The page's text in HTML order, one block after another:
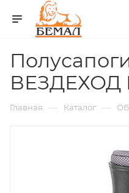
ВЕЗДЕХОД
Главная — Каталог —